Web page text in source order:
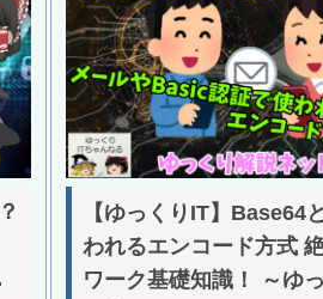
【ゆっくりIT】Base64
われるエンコード方式
ワーク基礎知識！ ～ゆ